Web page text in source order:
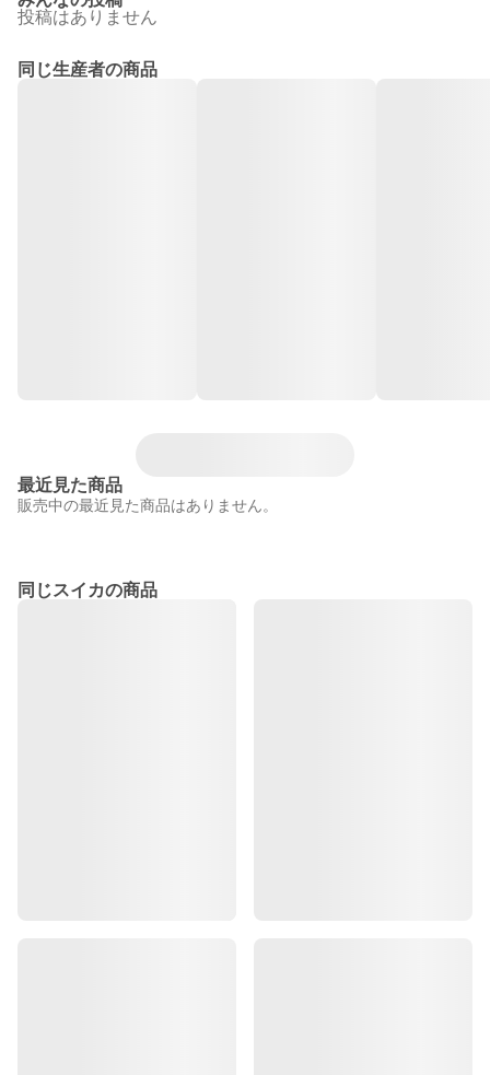
投稿はありません
同じ生産者の商品
最近見た商品
販売中の最近見た商品はありません。
同じスイカの商品